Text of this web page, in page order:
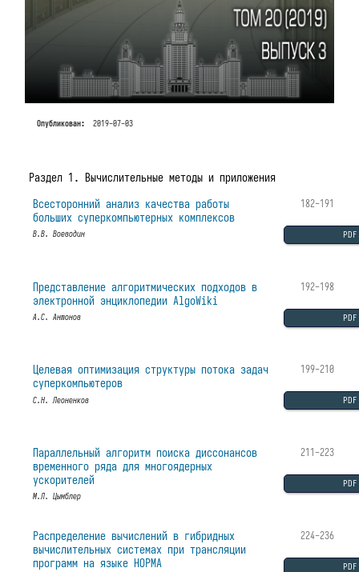
Опубликован: 2019-07-03
Раздел 1. Вычислительные методы и приложения
182-191
PDF
Всесторонний анализ качества работы
больших суперкомпьютерных комплексов
В.В. Воеводин
192-198
PDF
Представление алгоритмических подходов в
электронной энциклопедии AlgoWiki
А.С. Антонов
199-210
PDF
Целевая оптимизация структуры потока задач
суперкомпьютеров
С.Н. Леоненков
211-223
PDF
Параллельный алгоритм поиска диссонансов
временного ряда для многоядерных
ускорителей
М.Л. Цымблер
224-236
PDF
Распределение вычислений в гибридных
вычислительных системах при трансляции
программ на языке НОРМА